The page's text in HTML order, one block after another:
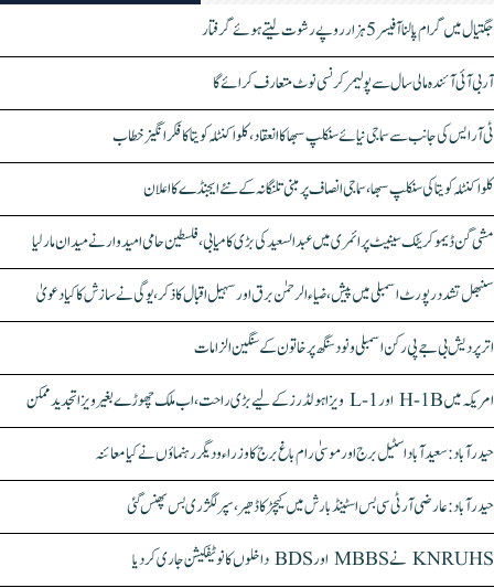
جگتیال میں گرام پالنا آفیسر 5 ہزار روپے رشوت لیتے ہوئے گرفتار
آر بی آئی آئندہ مالی سال سے پولیمر کرنسی نوٹ متعارف کرائے گا
ٹی آر ایس کی جانب سے سماجی نیائے سنکلپ سبھا کا انعقاد، کلواکنٹلہ کویتا کا فکر انگیز خطاب
کلواکنٹلہ کویتا کی سنکلپ سبھا، سماجی انصاف پر مبنی تلنگانہ کے نئے ایجنڈے کا اعلان
مشی گن ڈیموکریٹک سینیٹ پرائمری میں عبدالسعید کی بڑی کامیابی، فلسطین حامی امیدوار نے میدان مار لیا
سنبھل تشدد رپورٹ اسمبلی میں پیش، ضیاء الرحمٰن برق اور سہیل اقبال کا ذکر، یوگی نے سازش کا کیا دعویٰ
اتر پردیش بی جے پی رکن اسمبلی ونود سنگھ پر خاتون کے سنگین الزامات
امریکہ میں H-1B اور L-1 ویزا ہولڈرز کے لیے بڑی راحت، اب ملک چھوڑے بغیر ویزا تجدید ممکن
حیدرآباد: سعیدآباد اسٹیل برج اور موسیٰ رام باغ برج کا وزراء و دیگر رہنماؤں نے کیا معائنہ
حیدرآباد: عارضی آر ٹی سی بس اسٹینڈ بارش میں کیچڑ کا ڈھیر، سپر لگژری بس پھنس گئی
KNRUHS نے MBBS اور BDS داخلوں کا نوٹیفکیشن جاری کر دیا